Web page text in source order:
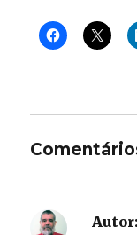
Autor: